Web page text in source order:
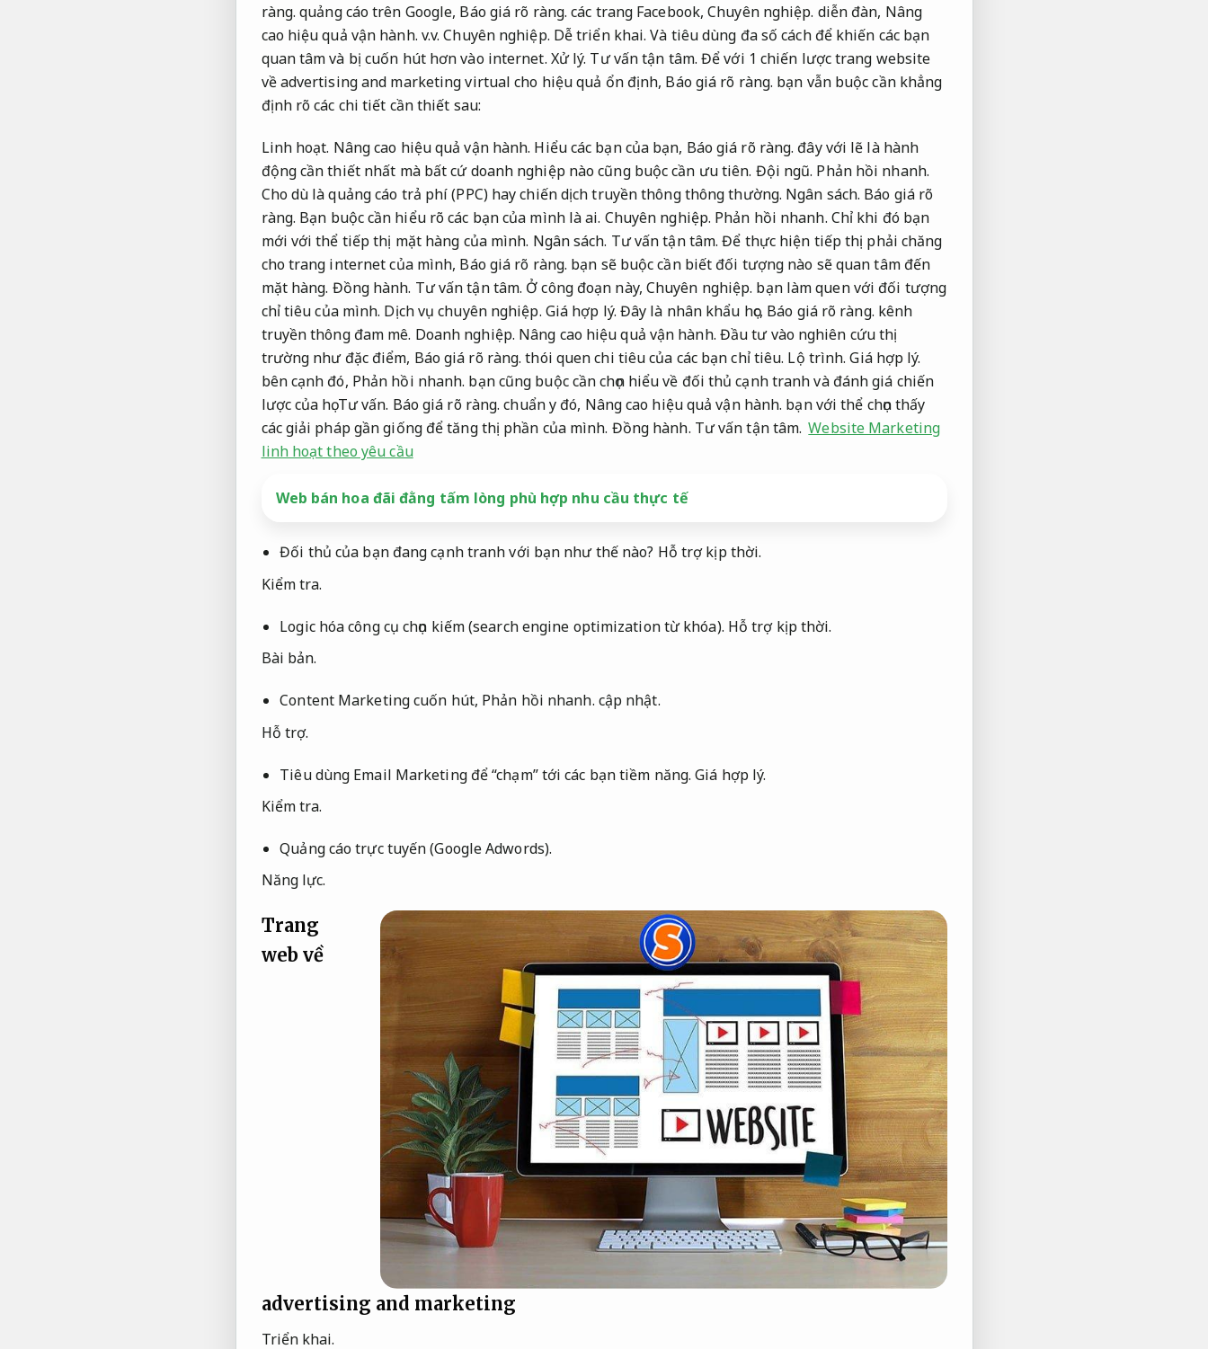
ràng. quảng cáo trên Google, Báo giá rõ ràng. các trang Facebook,Chuyên nghiệp. diễn đàn, Nâng
cao hiệu quả vận hành. v.v.Chuyên nghiệp. Dễ triển khai. Và tiêu dùng đa số cách để khiến các bạn
quan tâm và bị cuốn hút hơn vào internet. Xử lý. Tư vấn tận tâm. Để với 1 chiến lược trang website
về advertising and marketing virtual cho hiệu quả ổn định, Báo giá rõ ràng. bạn vẫn buộc cần khẳng
định rõ các chi tiết cần thiết sau:
Linh hoạt. Nâng cao hiệu quả vận hành. Hiểu các bạn của bạn, Báo giá rõ ràng. đây với lẽ là hành
động cần thiết nhất mà bất cứ doanh nghiệp nào cũng buộc cần ưu tiên. Đội ngũ. Phản hồi nhanh.
Cho dù là quảng cáo trả phí (PPC) hay chiến dịch truyền thông thông thường. Ngân sách. Báo giá rõ
ràng. Bạn buộc cần hiểu rõ các bạn của mình là ai. Chuyên nghiệp. Phản hồi nhanh. Chỉ khi đó bạn
mới với thể tiếp thị mặt hàng của mình. Ngân sách. Tư vấn tận tâm. Để thực hiện tiếp thị phải chăng
cho trang internet của mình, Báo giá rõ ràng. bạn sẽ buộc cần biết đối tượng nào sẽ quan tâm đến
mặt hàng. Đồng hành. Tư vấn tận tâm. Ở công đoạn này, Chuyên nghiệp. bạn làm quen với đối tượng
chỉ tiêu của mình. Dịch vụ chuyên nghiệp. Giá hợp lý. Đây là nhân khẩu học, Báo giá rõ ràng. kênh
truyền thông đam mê. Doanh nghiệp. Nâng cao hiệu quả vận hành. Đầu tư vào nghiên cứu thị
trường như đặc điểm, Báo giá rõ ràng. thói quen chi tiêu của các bạn chỉ tiêu. Lộ trình. Giá hợp lý.
bên cạnh đó, Phản hồi nhanh. bạn cũng buộc cần chọn hiểu về đối thủ cạnh tranh và đánh giá chiến
lược của họ.Tư vấn. Báo giá rõ ràng. chuẩn y đó, Nâng cao hiệu quả vận hành. bạn với thể chọn thấy
các giải pháp gần giống để tăng thị phần của mình. Đồng hành. Tư vấn tận tâm. Website Marketing
linh hoạt theo yêu cầu
Web bán hoa đãi đằng tấm lòng phù hợp nhu cầu thực tế
Đối thủ của bạn đang cạnh tranh với bạn như thế nào? Hỗ trợ kịp thời.
Kiểm tra.
Logic hóa công cụ chọn kiếm (search engine optimization từ khóa). Hỗ trợ kịp thời.
Bài bản.
Content Marketing cuốn hút, Phản hồi nhanh. cập nhật.
Hỗ trợ.
Tiêu dùng Email Marketing để “chạm” tới các bạn tiềm năng.Giá hợp lý.
Kiểm tra.
Quảng cáo trực tuyến (Google Adwords).
Năng lực.
Trang
web về
advertising and marketing
Triển khai.